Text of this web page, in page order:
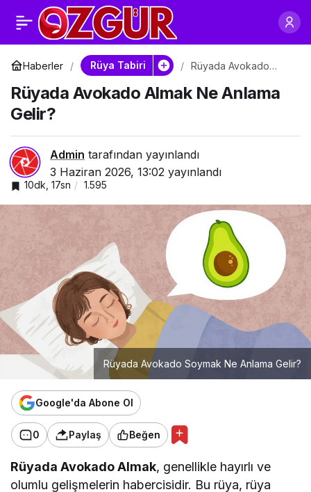
Haberler Rüya Tabiri
Rüyada Avokado
Gelir?
Rüyada Avokado Almak Ne Anlama
Gelir?
Admin tarafından yayınlandı
3 Haziran 2026, 13:02 yayınlandı
10dk, 17sn 1.595
Rüyada Avokado Soymak Ne Anlama Gelir?
Google'da Abone Ol
0 Paylaş Beğen
Rüyada Avokado Almak, genellikle hayırlı ve
olumlu gelişmelerin habercisidir. Bu rüya, rüya
Rüyada Avokado
Görmek Ne Anlama
Gelir?
Paylaş